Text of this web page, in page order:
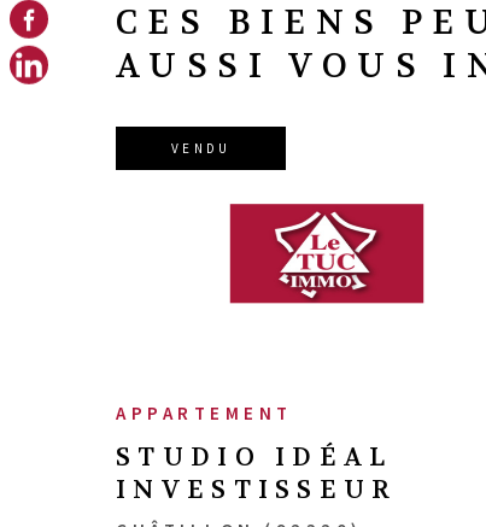
CES BIENS
AUSSI VOUS
APPARTEMENT
STUDIO IDÉAL
INVESTISSEUR
VENDU
VOIR LE BIEN